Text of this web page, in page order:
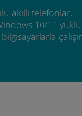
akıllı telefonlar,
10/11 yüklü
çalışır